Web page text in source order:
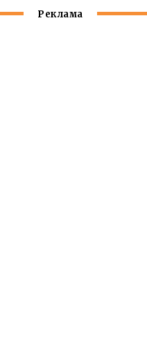
Реклама